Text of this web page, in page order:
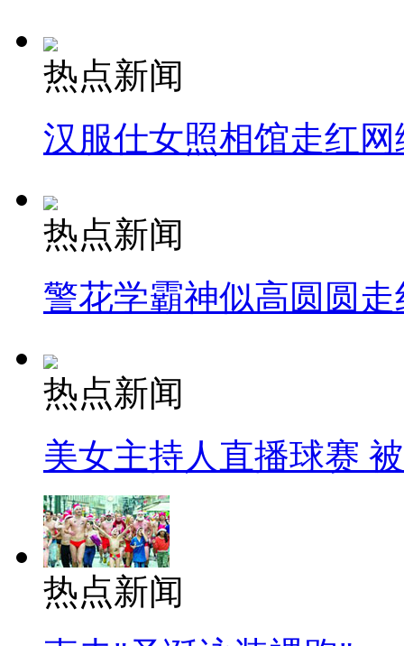
热点新闻
汉服仕女照相馆走红网
热点新闻
警花学霸神似高圆圆走
热点新闻
美女主持人直播球赛
热点新闻